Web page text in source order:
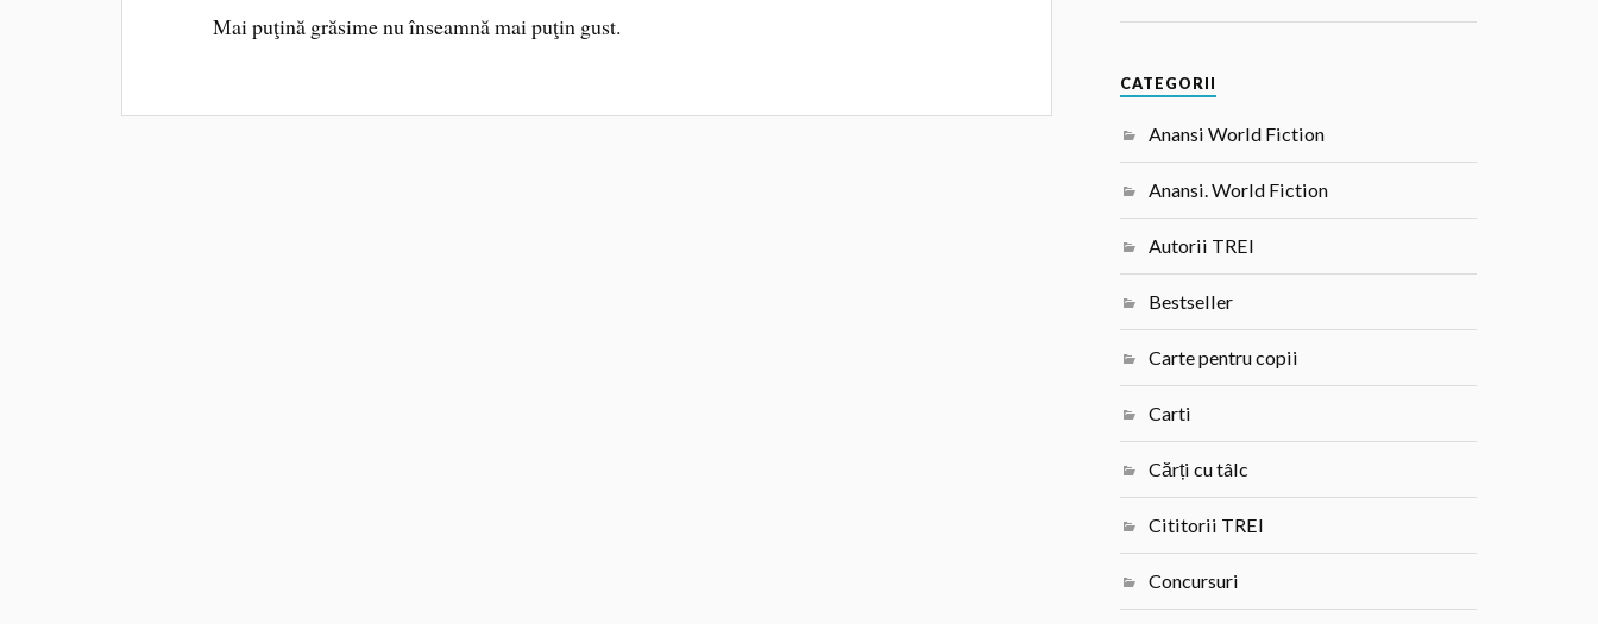
Mai puţină grăsime nu înseamnă mai puţin gust.
CATEGORII
Anansi World Fiction
Anansi. World Fiction
Autorii TREI
Bestseller
Carte pentru copii
Carti
Cărți cu tâlc
Cititorii TREI
Concursuri